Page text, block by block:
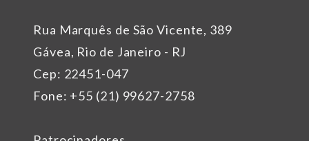
Rua Marquês de São Vicente, 389
Gávea, Rio de Janeiro - RJ
Cep: 22451-047
Fone: +55 (21) 99627-2758